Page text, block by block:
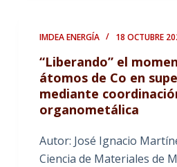
IMDEA ENERGÍA 18 OCTUBRE
“Liberando” el
átomos de Co en
mediante
organometálica
Autor: José Ignacio
Ciencia de Materiales de